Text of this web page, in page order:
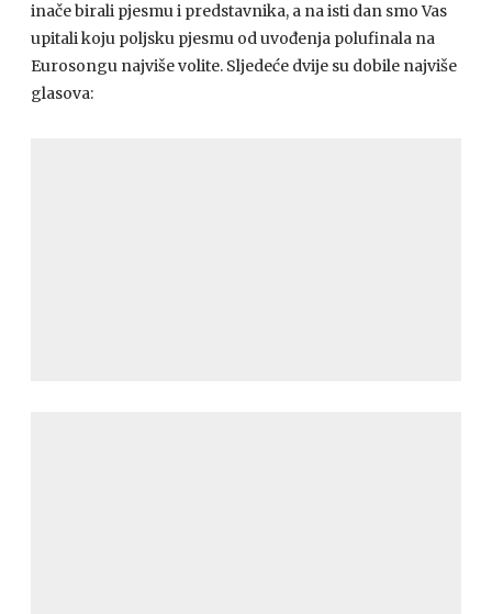
inače birali pjesmu i predstavnika, a na isti dan smo Vas
upitali koju poljsku pjesmu od uvođenja polufinala na
Eurosongu najviše volite. Sljedeće dvije su dobile najviše
glasova: